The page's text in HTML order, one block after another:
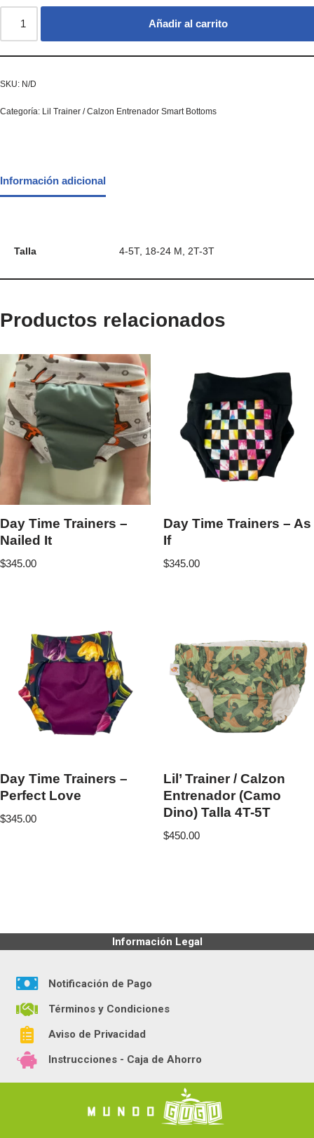
Añadir al carrito
SKU: N/D
Categoría: Lil Trainer / Calzon Entrenador Smart Bottoms
Información adicional
Talla 4-5T, 18-24 M, 2T-3T
Productos relacionados
Day Time Trainers –
Nailed It
$345.00
Day Time Trainers – As
If
$345.00
Day Time Trainers –
Perfect Love
$345.00
Lil’ Trainer / Calzon
Entrenador (Camo
Dino) Talla 4T-5T
$450.00
Información Legal
Notificación de Pago
Términos y Condiciones
Aviso de Privacidad
Instrucciones - Caja de Ahorro